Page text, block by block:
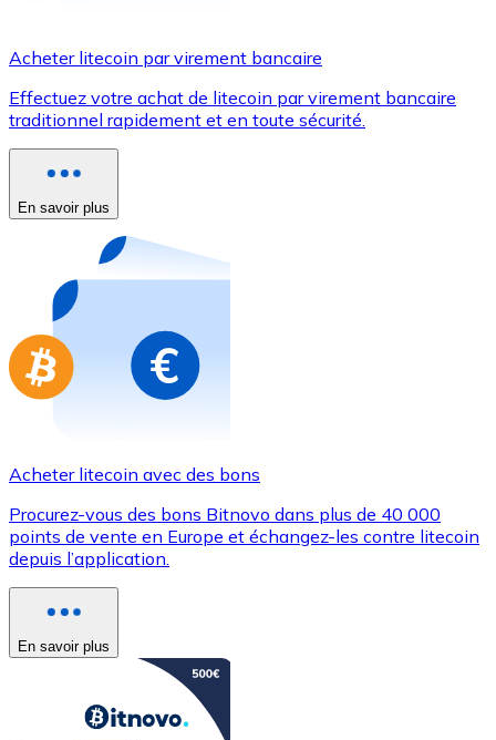
Utilisez les cartes Visa et Mastercard pour acheter
Acheter avec carte
Nouveau
Achetez des cartes-cadeaux de vos marques
Aller à la boutique de cartes-cadeaux
Acheter litecoin par virement bancaire
Effectuez votre achat de litecoin par virement bancaire
traditionnel rapidement et en toute sécurité.
En savoir plus
Acheter litecoin avec des bons
Procurez-vous des bons Bitnovo dans plus de 40 000
points de vente en Europe et échangez-les contre litecoin
depuis l’application.
En savoir plus